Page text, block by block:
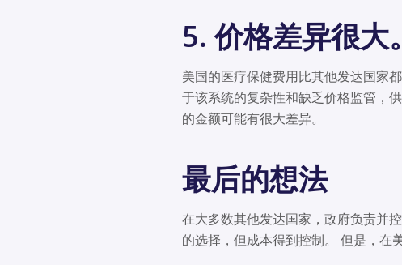
5. 价格差异很大。
美国的医疗保健费用比其他发达国家
于该系统的复杂性和缺乏价格监管，
的金额可能有很大差异。
最后的想法
在大多数其他发达国家，政府负责并
的选择，但成本得到控制。 但是，在